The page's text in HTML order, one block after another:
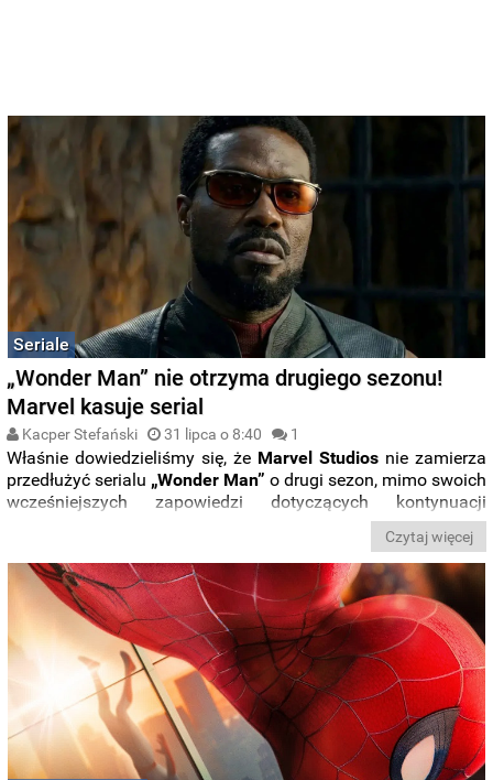
Seriale
„Wonder Man” nie otrzyma drugiego sezonu!
Marvel kasuje serial
Kacper Stefański 31 lipca o 8:40 1
Właśnie dowiedzieliśmy się, że Marvel Studios nie zamierza
przedłużyć serialu „Wonder Man” o drugi sezon, mimo swoich
wcześniejszych zapowiedzi dotyczących kontynuacji
zakończyło serial po pierwszym
i zamierza skupić się na innych projektach ze
swojego uniwersum.
Czytaj więcej